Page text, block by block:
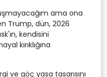
ama ona
Trump, dün, 2026
kendisini
kırıklığına
ve göç yasa tasarısını